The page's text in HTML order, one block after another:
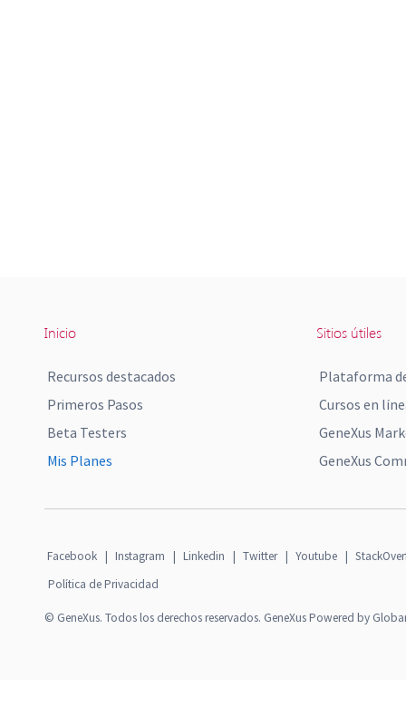
Inicio
Recursos destacados
Primeros Pasos
Beta Testers
Mis Planes
Sitios útiles
Plataforma
Cursos en
GeneXus
GeneXus
Facebook | Instagram | Linkedin | Twitter | Youtube |
Política de Privacidad
© GeneXus. Todos los derechos reservados. GeneXus Powered by